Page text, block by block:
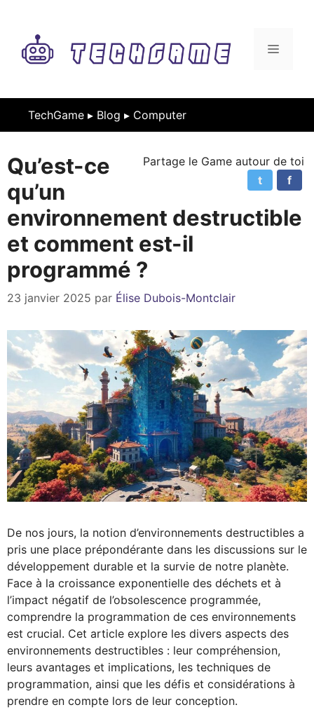
contenu
MENU
TechGame ▸ Blog ▸ Computer
Partage le Game autour de toi
f
t
Qu’est-ce
qu’un
environnement destructible
et comment est-il
programmé ?
23 janvier 2025 par Élise Dubois-Montclair
De nos jours, la notion d’environnements destructibles a
pris une place prépondérante dans les discussions sur le
développement durable et la survie de notre planète.
Face à la croissance exponentielle des déchets et à
l’impact négatif de l’obsolescence programmée,
comprendre la programmation de ces environnements
est crucial. Cet article explore les divers aspects des
environnements destructibles : leur compréhension,
leurs avantages et implications, les techniques de
programmation, ainsi que les défis et considérations à
prendre en compte lors de leur conception.